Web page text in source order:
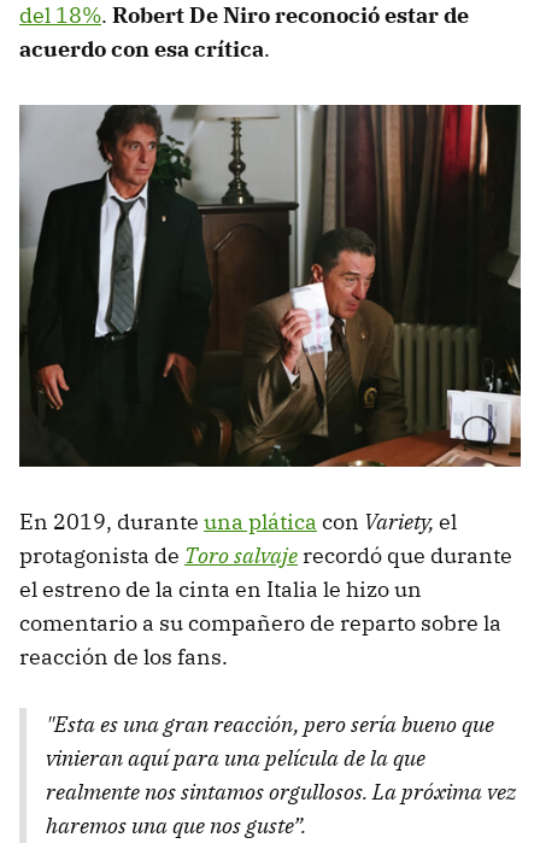
del 18%. Robert De Niro reconoció estar de
acuerdo con esa crítica.
En 2019, durante una plática con Variety, el
protagonista de Toro salvaje recordó que durante
el estreno de la cinta en Italia le hizo un
comentario a su compañero de reparto sobre la
reacción de los fans.
"Esta es una gran reacción, pero sería bueno que
vinieran aquí para una película de la que
realmente nos sintamos orgullosos. La próxima vez
haremos una que nos guste”.